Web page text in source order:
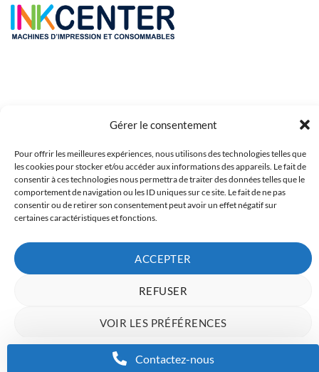
Gérer le consentement
Pour offrir les meilleures expériences, nous utilisons des technologies telles que
les cookies pour stocker et/ou accéder aux informations des appareils. Le fait de
consentir à ces technologies nous permettra de traiter des données telles que le
comportement de navigation ou les ID uniques sur ce site. Le fait de ne pas
consentir ou de retirer son consentement peut avoir un effet négatif sur
certaines caractéristiques et fonctions.
ACCEPTER
REFUSER
VOIR LES PRÉFÉRENCES
Charte de donnéesPolitique de confidentialité
Copyright 2023 © Inkcenter - Webdesign byMedia84
Contactez-nous